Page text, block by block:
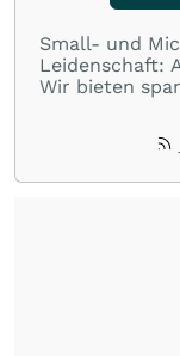
Small- und
Leidenschaft:
Wir bieten
Einblicke in
umfangreiche